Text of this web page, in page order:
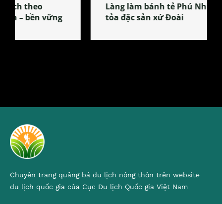
Làng làm bánh tẻ Phú Nhi – nơi lan
tỏa đặc sản xứ Đoài
Chuyên trang quảng bá du lịch nông thôn trên website
du lịch quốc gia của Cục Du lịch Quốc gia Việt Nam